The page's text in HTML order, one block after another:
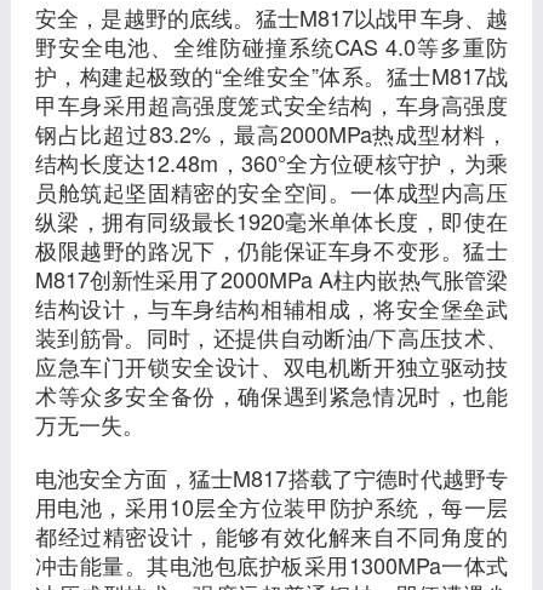
安全，是越野的底线。猛士M817以战甲车身、越
野安全电池、全维防碰撞系统CAS 4.0等多重防
护，构建起极致的“全维安全”体系。猛士M817战
甲车身采用超高强度笼式安全结构，车身高强度
钢占比超过83.2%，最高2000MPa热成型材料，
结构长度达12.48m，360°全方位硬核守护，为乘
员舱筑起坚固精密的安全空间。一体成型内高压
纵梁，拥有同级最长1920毫米单体长度，即使在
极限越野的路况下，仍能保证车身不变形。猛士
M817创新性采用了2000MPa A柱内嵌热气胀管梁
结构设计，与车身结构相辅相成，将安全堡垒武
装到筋骨。同时，还提供自动断油/下高压技术、
应急车门开锁安全设计、双电机断开独立驱动技
术等众多安全备份，确保遇到紧急情况时，也能
万无一失。
电池安全方面，猛士M817搭载了宁德时代越野专
用电池，采用10层全方位装甲防护系统，每一层
都经过精密设计，能够有效化解来自不同角度的
冲击能量。其电池包底护板采用1300MPa一体式